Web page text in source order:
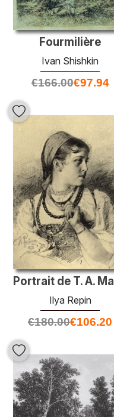
Fourmilière
Ivan Shishkin
€166.00€97.94
Ilya Repin
€180.00€106.20